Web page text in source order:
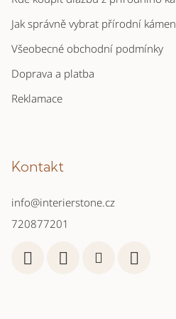
Jak správně vybrat přírodní kámen
Všeobecné obchodní podmínky
Doprava a platba
Reklamace
Kontakt
info@interierstone.cz
720877201